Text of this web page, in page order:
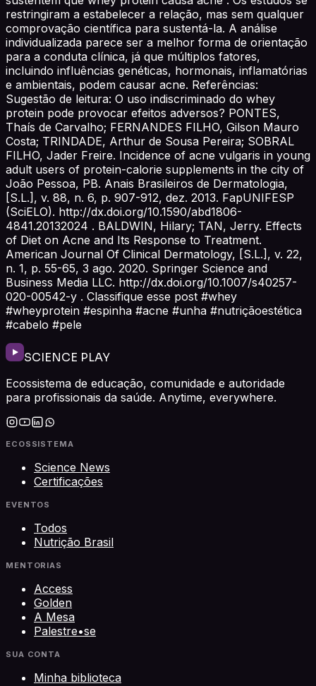
restringiram a estabelecer a relação, mas sem qualquer
comprovação científica para sustentá-la. A análise
individualizada parece ser a melhor forma de orientação
para a conduta clínica, já que múltiplos fatores,
incluindo influências genéticas, hormonais, inflamatórias
e ambientais, podem causar acne. Referências:
Sugestão de leitura: O uso indiscriminado do whey
protein pode provocar efeitos adversos? PONTES,
Thaís de Carvalho; FERNANDES FILHO, Gilson Mauro
Costa; TRINDADE, Arthur de Sousa Pereira; SOBRAL
FILHO, Jader Freire. Incidence of acne vulgaris in young
adult users of protein-calorie supplements in the city of
João Pessoa, PB. Anais Brasileiros de Dermatologia,
[S.L.], v. 88, n. 6, p. 907-912, dez. 2013. FapUNIFESP
(SciELO). http://dx.doi.org/10.1590/abd1806-
4841.20132024 . BALDWIN, Hilary; TAN, Jerry. Effects
of Diet on Acne and Its Response to Treatment.
American Journal Of Clinical Dermatology, [S.L.], v. 22,
n. 1, p. 55-65, 3 ago. 2020. Springer Science and
Business Media LLC. http://dx.doi.org/10.1007/s40257-
020-00542-y . Classifique esse post #whey
#wheyprotein #espinha #acne #unha #nutriçãoestética
#cabelo #pele
SCIENCE PLAY
Ecossistema de educação, comunidade e autoridade
para profissionais da saúde. Anytime, everywhere.
ECOSSISTEMA
Science News
Certificações
EVENTOS
Todos
Nutrição Brasil
MENTORIAS
Access
Golden
A Mesa
Palestre•se
SUA CONTA
Minha biblioteca